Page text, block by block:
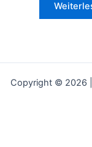
Copyright © 2026